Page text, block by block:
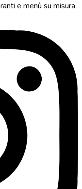
e menù su misura